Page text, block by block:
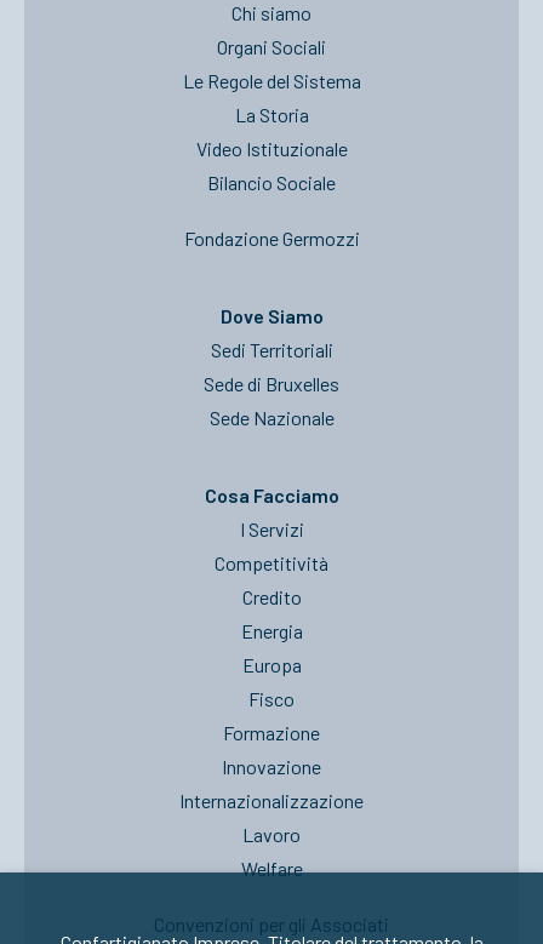
Chi siamo
Organi Sociali
Le Regole del Sistema
La Storia
Video Istituzionale
Bilancio Sociale
Fondazione Germozzi
Dove Siamo
Sedi Territoriali
Sede di Bruxelles
Sede Nazionale
Cosa Facciamo
I Servizi
Competitività
Credito
Energia
Europa
Fisco
Formazione
Innovazione
Internazionalizzazione
Lavoro
Welfare
Convenzioni per gli Associati